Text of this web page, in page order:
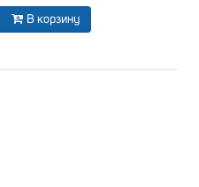
В корзину